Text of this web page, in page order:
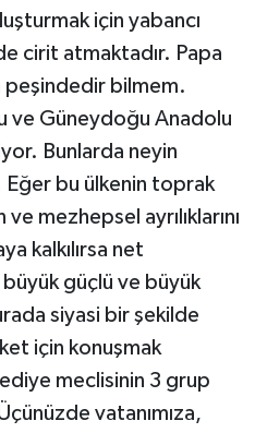
için yabancı
cirit atmaktadır. Papa
peşindedir bilmem.
ve Güneydoğu Anadolu
Bunlarda neyin
Eğer bu ülkenin toprak
mezhepsel ayrılıklarını
kalkılırsa net
büyük güçlü ve büyük
siyasi bir şekilde
için konuşmak
meclisinin 3 grup
vatanımıza,